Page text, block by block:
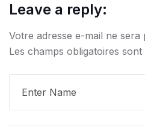
Leave a reply:
Votre adresse e-mail ne sera
Les champs obligatoires sont